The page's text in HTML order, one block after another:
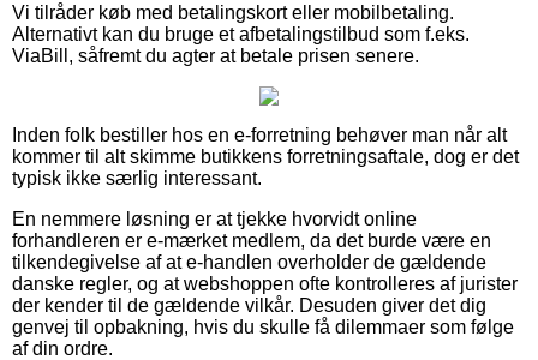
Vi tilråder køb med betalingskort eller mobilbetaling.
Alternativt kan du bruge et afbetalingstilbud som f.eks.
ViaBill, såfremt du agter at betale prisen senere.
Inden folk bestiller hos en e-forretning behøver man når alt
kommer til alt skimme butikkens forretningsaftale, dog er det
typisk ikke særlig interessant.
En nemmere løsning er at tjekke hvorvidt online
forhandleren er e-mærket medlem, da det burde være en
tilkendegivelse af at e-handlen overholder de gældende
danske regler, og at webshoppen ofte kontrolleres af jurister
der kender til de gældende vilkår. Desuden giver det dig
genvej til opbakning, hvis du skulle få dilemmaer som følge
af din ordre.